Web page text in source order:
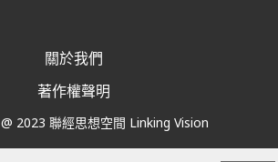
關於我們
著作權聲明
@ 2023 聯經思想空間 Linking Vision